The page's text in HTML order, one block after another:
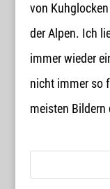
von
der Alpen. Ich
immer wieder
nicht immer so
meisten Bildern